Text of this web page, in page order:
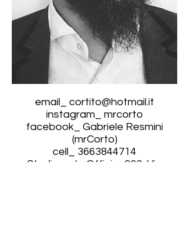
email_ cortito@hotmail.it
instagram_ mrcorto
facebook_ Gabriele Resmini
(mrCorto)
cell_ 3663844714
Studio_ c/o Officina900, Via